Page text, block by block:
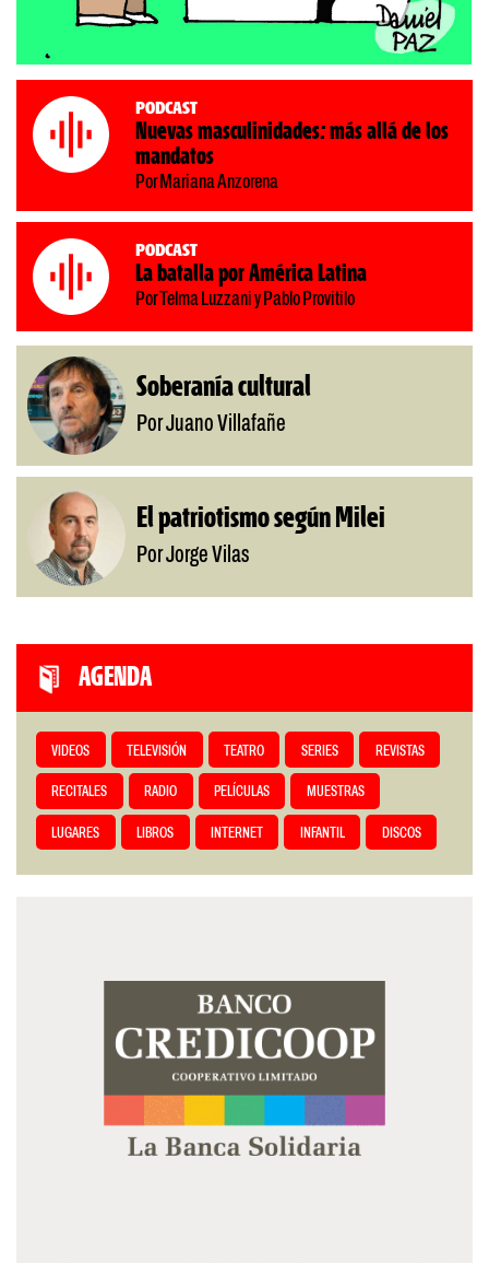
Podcast
Nuevas masculinidades: más allá de los
mandatos
Por Mariana Anzorena
Podcast
La batalla por América Latina
Por Telma Luzzani y Pablo Provitilo
Soberanía cultural
Por Juano Villafañe
El patriotismo según Milei
Por Jorge Vilas
AGENDA
VIDEOS TELEVISIÓN TEATRO SERIES REVISTAS
RECITALES RADIO PELÍCULAS MUESTRAS
LUGARES LIBROS INTERNET INFANTIL DISCOS